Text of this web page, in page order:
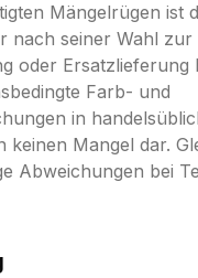
Mängelrügen ist
nach seiner Wahl zur
oder Ersatzlieferung
Farb- und
in
keinen Mangel dar.
Abweichungen bei